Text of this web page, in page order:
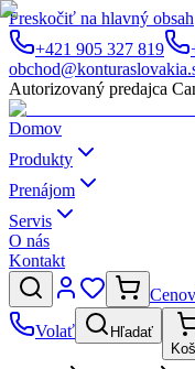
Preskočiť na hlavný obsah
+421 905 327 819
Autorizovaný predajca
Domov
Produkty
Prenájom
Servis
O nás
Kontakt
Volať
Hľadať